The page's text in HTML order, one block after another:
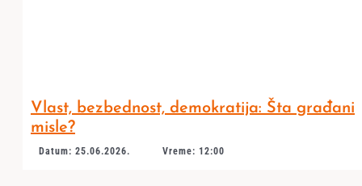
Vlast, bezbednost, demokratija: Šta građani
misle?
Datum: 25.06.2026. Vreme: 12:00